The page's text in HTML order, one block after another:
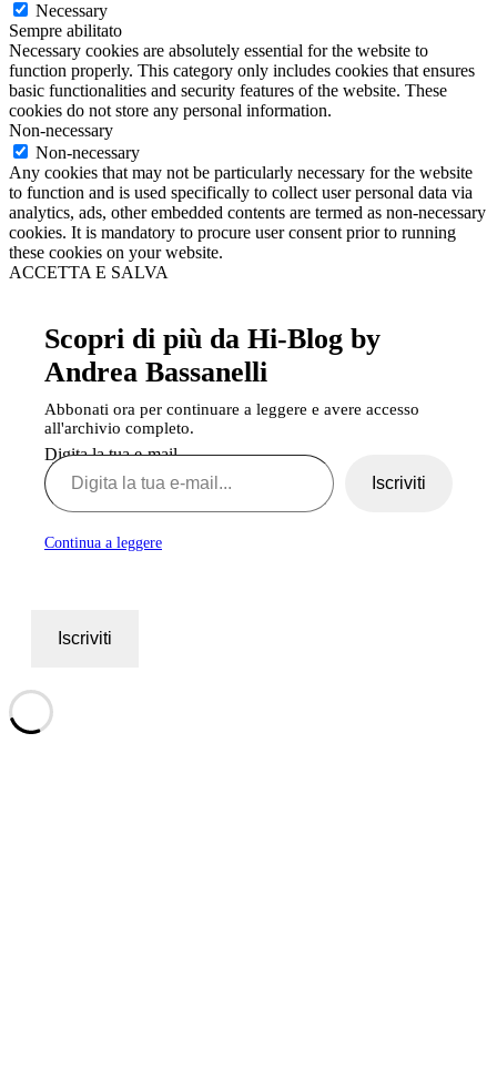
Necessary
Sempre abilitato
Necessary cookies are absolutely essential for the website to
function properly. This category only includes cookies that ensures
basic functionalities and security features of the website. These
cookies do not store any personal information.
Non-necessary
Non-necessary
Any cookies that may not be particularly necessary for the website
to function and is used specifically to collect user personal data via
analytics, ads, other embedded contents are termed as non-necessary
cookies. It is mandatory to procure user consent prior to running
these cookies on your website.
ACCETTA E SALVA
Scopri di più da Hi-Blog by
Andrea Bassanelli
Abbonati ora per continuare a leggere e avere accesso
all'archivio completo.
Digita la tua e-mail...
Iscriviti
Continua a leggere
Iscriviti